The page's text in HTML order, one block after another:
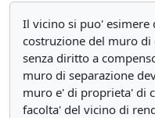
Il vicino si puo' esimere
costruzione del muro
senza diritto a
muro di separazione
muro e' di proprieta' di
facolta' del vicino di